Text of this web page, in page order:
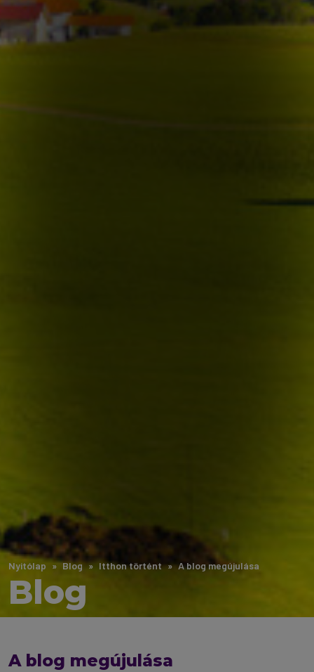
Nyitólap Blog Itthon történt A blog megújulása
Blog
A blog megújulása